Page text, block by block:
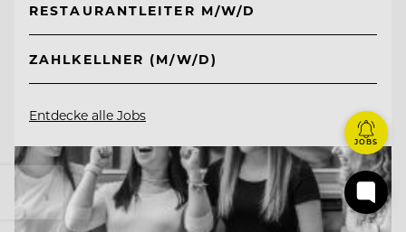
RESTAURANTLEITER M/W/D
ZAHLKELLNER (M/W/D)
Entdecke alle Jobs
JOBS